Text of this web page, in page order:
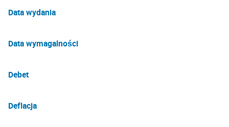
Data wydania
Data wymagalności
Debet
Deflacja